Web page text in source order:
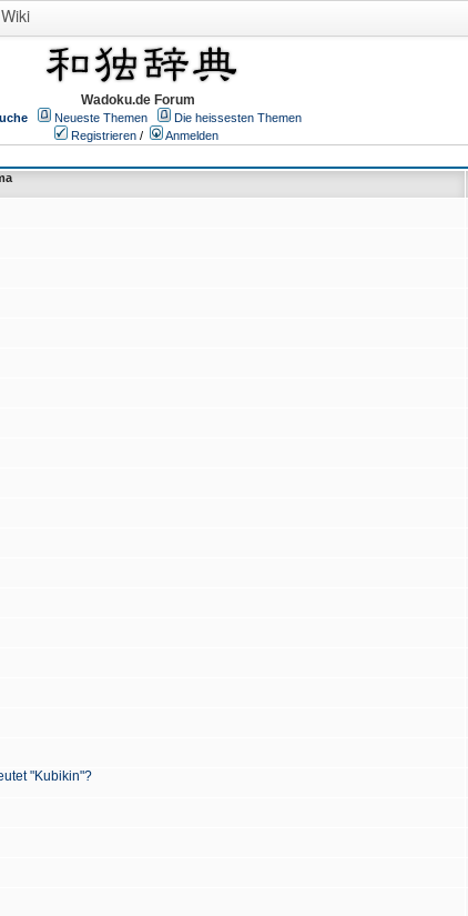
Wiki
Wadoku.de Forum
Neueste Themen
Die heissesten Themen
Registrieren /
Anmelden
"Kubikin"?